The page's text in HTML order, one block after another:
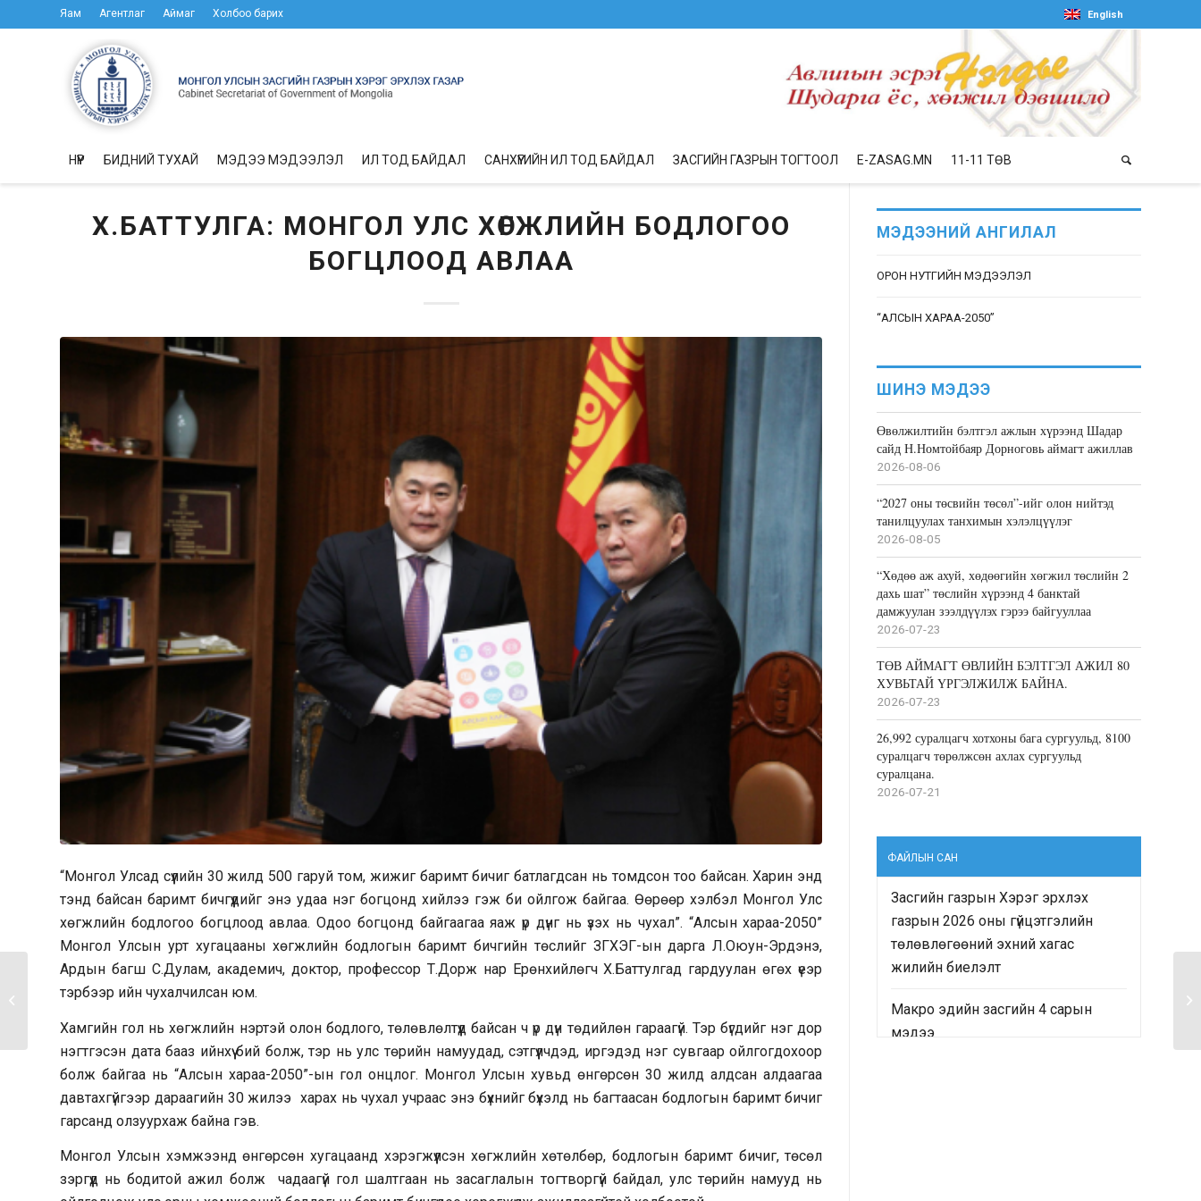
Яам Агентлаг Аймаг Холбоо барих English
НҮҮР БИДНИЙ ТУХАЙ МЭДЭЭ МЭДЭЭЛЭЛ ИЛ ТОД БАЙДАЛ САНХҮҮГИЙН ИЛ ТОД БАЙДАЛ ЗАСГИЙН ГАЗРЫН ТОГТООЛ E-ZASAG.MN 11-11 ТӨВ
Х.БАТТУЛГА: МОНГОЛ УЛС ХӨГЖЛИЙН БОДЛОГОО
БОГЦЛООД АВЛАА
“Монгол Улсад сүүлийн 30 жилд 500 гаруй том, жижиг баримт бичиг батлагдсан нь томдсон тоо байсан. Харин энд
тэнд байсан баримт бичгүүдийг энэ удаа нэг богцонд хийлээ гэж би ойлгож байгаа. Өөрөөр хэлбэл Монгол Улс
хөгжлийн бодлогоо богцлоод авлаа. Одоо богцонд байгаагаа яаж үр дүнг нь үзэх нь чухал”. “Алсын хараа-2050”
Монгол Улсын урт хугацааны хөгжлийн бодлогын баримт бичгийн төслийг ЗГХЭГ-ын дарга Л.Оюун-Эрдэнэ,
Ардын багш С.Дулам, академич, доктор, профессор Т.Дорж нар Ерөнхийлөгч Х.Баттулгад гардуулан өгөх үеэр
тэрбээр ийн чухалчилсан юм.
Хамгийн гол нь хөгжлийн нэртэй олон бодлого, төлөвлөлтүүд байсан ч үр дүн төдийлөн гараагүй. Тэр бүгдийг нэг дор
нэгтгэсэн дата бааз ийнхүү бий болж, тэр нь улс төрийн намуудад, сэтгүүлчдэд, иргэдэд нэг сувгаар ойлгогдохоор
болж байгаа нь “Алсын хараа-2050”-ын гол онцлог. Монгол Улсын хувьд өнгөрсөн 30 жилд алдсан алдаагаа
давтахгүйгээр дараагийн 30 жилээ харах нь чухал учраас энэ бүхнийг бүхэлд нь багтаасан бодлогын баримт бичиг
гарсанд олзуурхаж байна гэв.
Монгол Улсын хэмжээнд өнгөрсөн хугацаанд хэрэгжүүлсэн хөгжлийн хөтөлбөр, бодлогын баримт бичиг, төсөл
зэргүүд нь бодитой ажил болж чадаагүй гол шалтгаан нь засаглалын тогтворгүй байдал, улс төрийн намууд нь
МЭДЭЭНИЙ АНГИЛАЛ
ОРОН НУТГИЙН МЭДЭЭЛЭЛ
“АЛСЫН ХАРАА-2050”
ШИНЭ МЭДЭЭ
Өвөлжилтийн бэлтгэл ажлын хүрээнд Шадар
сайд Н.Номтойбаяр Дорноговь аймагт ажиллав
2026-08-06
“2027 оны төсвийн төсөл”-ийг олон нийтэд
танилцуулах танхимын хэлэлцүүлэг
2026-08-05
“Хөдөө аж ахуй, хөдөөгийн хөгжил төслийн 2
дахь шат” төслийн хүрээнд 4 банктай
дамжуулан зээлдүүлэх гэрээ байгууллаа
2026-07-23
ТӨВ АЙМАГТ ӨВЛИЙН БЭЛТГЭЛ АЖИЛ 80
ХУВЬТАЙ ҮРГЭЛЖИЛЖ БАЙНА.
2026-07-23
26,992 суралцагч хотхоны бага сургуульд, 8100
суралцагч төрөлжсөн ахлах сургуульд
суралцана.
2026-07-21
ФАЙЛЫН САН
Засгийн газрын Хэрэг эрхлэх
газрын 2026 оны гүйцэтгэлийн
төлөвлөгөөний эхний хагас
жилийн биелэлт
Макро эдийн засгийн 4 сарын
мэдээ
Элчин сайд Чай
Вэньрүй: Дорвитой